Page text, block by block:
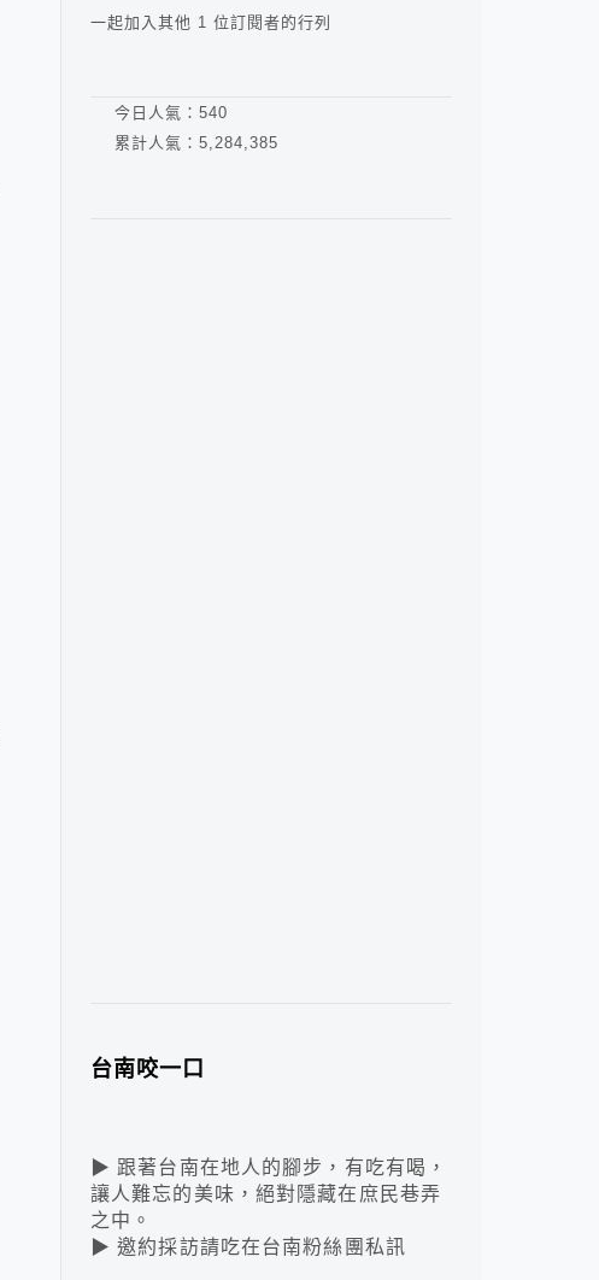
址
一起加入其他 1 位訂閱者的行列
今日人氣： 540
累計人氣： 5,284,385
台南咬一口
▶ 跟著台南在地人的腳步，有吃有喝，
讓人難忘的美味，絕對隱藏在庶民巷弄
之中。
▶ 邀約採訪請吃在台南粉絲團私訊